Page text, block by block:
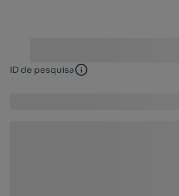
ID de pesquisa ID de pesquisa